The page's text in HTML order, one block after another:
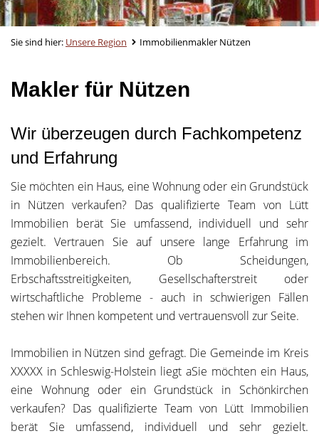
Sie sind hier: Unsere Region Immobilienmakler Nützen
Makler für Nützen
Wir überzeugen durch Fachkompetenz
und Erfahrung
Sie möchten ein Haus, eine Wohnung oder ein Grundstück
in Nützen verkaufen? Das qualifizierte Team von Lütt
Immobilien berät Sie umfassend, individuell und sehr
gezielt. Vertrauen Sie auf unsere lange Erfahrung im
Immobilienbereich. Ob Scheidungen,
Erbschaftsstreitigkeiten, Gesellschafterstreit oder
wirtschaftliche Probleme - auch in schwierigen Fällen
stehen wir Ihnen kompetent und vertrauensvoll zur Seite.
Immobilien in Nützen sind gefragt. Die Gemeinde im Kreis
XXXXX in Schleswig-Holstein liegt aSie möchten ein Haus,
eine Wohnung oder ein Grundstück in Schönkirchen
verkaufen? Das qualifizierte Team von Lütt Immobilien
berät Sie umfassend, individuell und sehr gezielt.